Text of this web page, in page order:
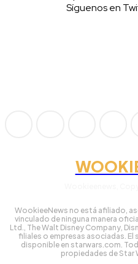
Síguenos en
WookieeNews no está afiliado,
vinculado de ninguna manera
Ltd., The Walt Disney Company,
filiales o empresas asociadas.
disponible en starwars.com.
propiedades de Star